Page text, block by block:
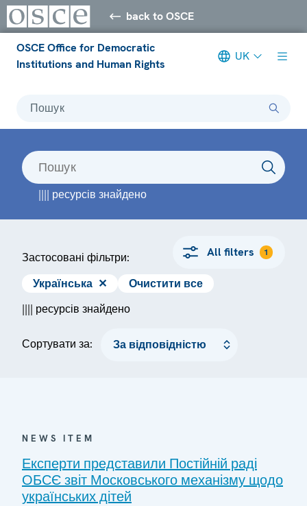
back to OSCE
OSCE Office for Democratic
Institutions and Human Rights
UK
Пошук
|||| ресурсів знайдено
Застосовані фільтри: All filters 1
Українська ✕
Очистити все
|||| ресурсів знайдено
Сортувати за:
NEWS ITEM
Експерти представили Постійній раді
ОБСЄ звіт Московського механізму щодо
українських дітей